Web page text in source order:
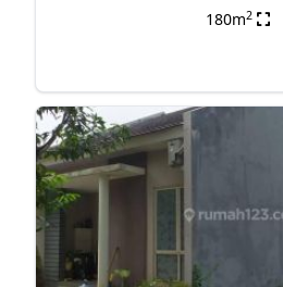
180m2